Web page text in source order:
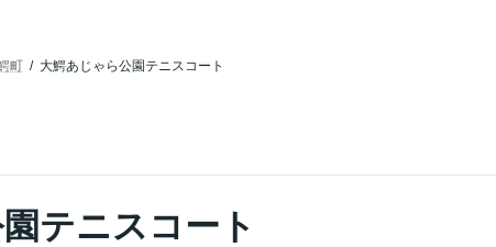
町 大鰐あじゃら公園テニスコート
テニスコート